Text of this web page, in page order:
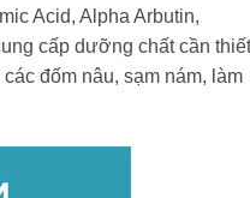
Acid, Alpha Arbutin,
cấp dưỡng chất cần thiết
đốm nâu, sạm nám, làm